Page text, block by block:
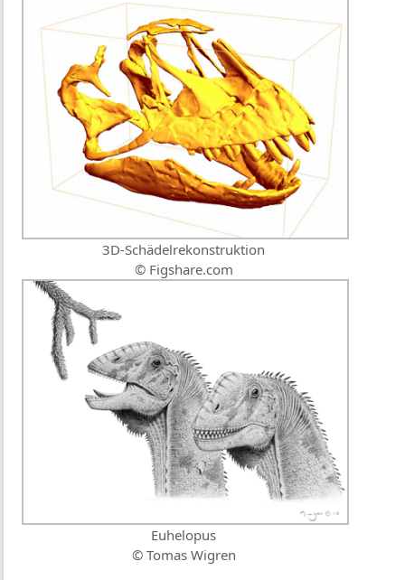
3D-Schädelrekonstruktion
© Figshare.com
Euhelopus
© Tomas Wigren